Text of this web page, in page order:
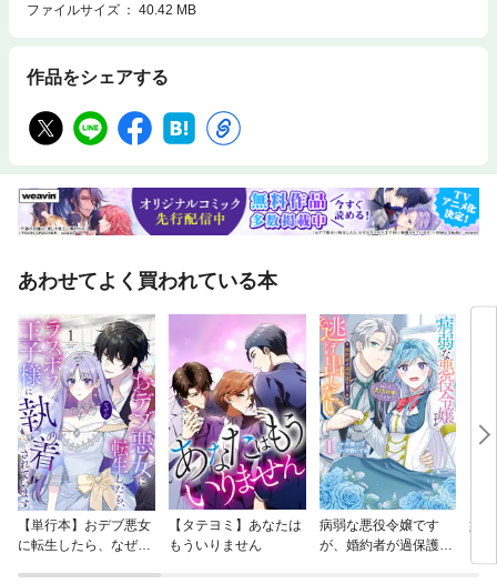
ファイルサイズ
40.42 MB
作品をシェアする
あわせてよく買われている本
【単行本】おデブ悪女
に転生したら、なぜか
【タテヨミ】あなたは
もういりません
病弱な悪役令嬢です
が、婚約者が過保護す
妹